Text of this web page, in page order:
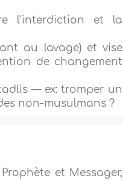
l'interdiction et la
au lavage) et vise
de changement
— ex: tromper un
non-musulmans ?
et Messager,